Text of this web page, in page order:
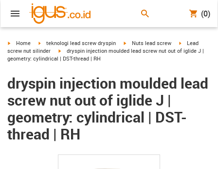
(0)
igus-icon-arrow-right
Home igus-icon-arrow-right
teknologi lead screw dryspin igus-icon-arrow-right
Nuts lead screw igus-icon-
Lead
screw nut silinder
igus-icon-arrow-right
dryspin injection moulded lead screw nut out of iglide J |
geometry: cylindrical | DST-thread | RH
dryspin injection moulded lead
screw nut out of iglide J |
geometry: cylindrical | DST-
thread | RH